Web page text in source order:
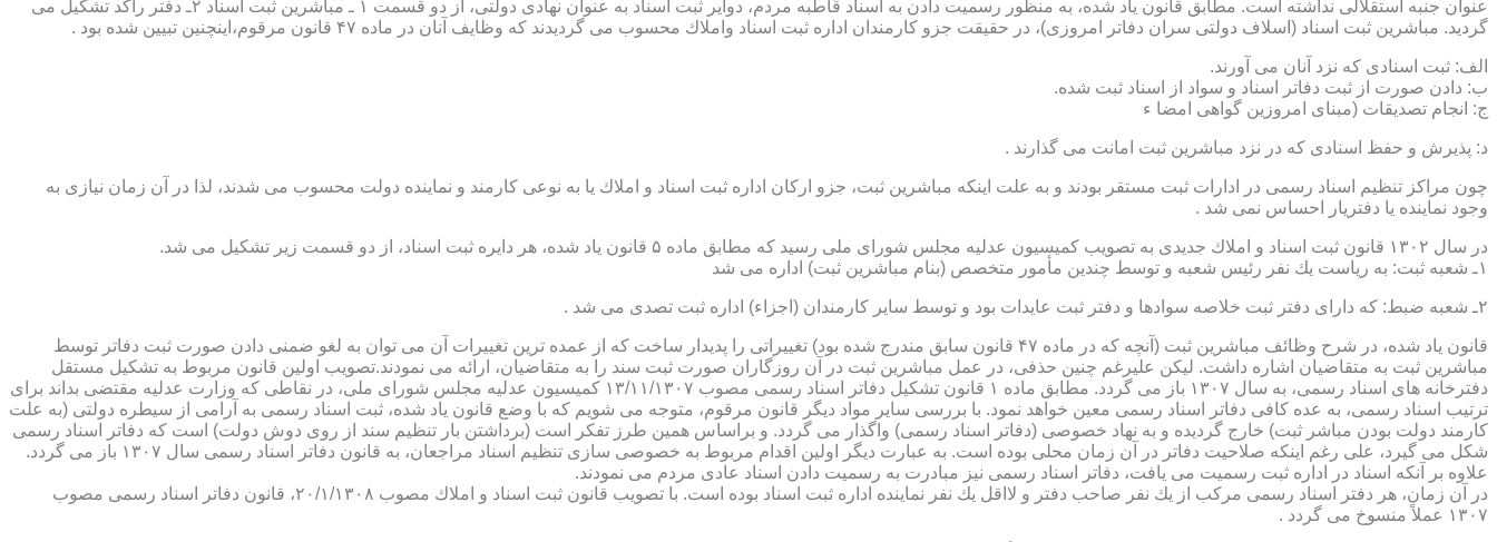
عنوان جنبه استقلالی نداشته است. مطابق قانون یاد شده، به منظور رسمیت دادن به اسناد قاطبه مردم، دوایر ثبت اسناد به عنوان نهادی دولتی، از دو قسمت ۱ ـ مباشرین ثبت اسناد ۲ـ دفتر راكد تشكیل می
گردید. مباشرین ثبت اسناد (اسلاف دولتی سران دفاتر امروزی)، در حقیقت جزو كارمندان اداره ثبت اسناد واملاك محسوب می گردیدند كه وظایف آنان در ماده ۴۷ قانون مرقوم،اینچنین تبیین شده بود .
الف: ثبت اسنادی كه نزد آنان می آورند.
ب: دادن صورت از ثبت دفاتر اسناد و سواد از اسناد ثبت شده.
ج: انجام تصدیقات (مبنای امروزین گواهی امضا ء
د: پذیرش و حفظ اسنادی كه در نزد مباشرین ثبت امانت می گذارند .
چون مراكز تنظیم اسناد رسمی در ادارات ثبت مستقر بودند و به علت اینكه مباشرین ثبت، جزو اركان اداره ثبت اسناد و املاك یا به نوعی كارمند و نماینده دولت محسوب می شدند، لذا در آن زمان نیازی به
وجود نماینده یا دفتریار احساس نمی شد .
در سال ۱۳۰۲ قانون ثبت اسناد و املاك جدیدی به تصویب كمیسیون عدلیه مجلس شورای ملی رسید كه مطابق ماده ۵ قانون یاد شده، هر دایره ثبت اسناد، از دو قسمت زیر تشكیل می شد.
۱ـ شعبه ثبت: به ریاست یك نفر رئیس شعبه و توسط چندین مأمور متخصص (بنام مباشرین ثبت) اداره می شد
۲ـ شعبه ضبط: كه دارای دفتر ثبت خلاصه سوادها و دفتر ثبت عایدات بود و توسط سایر كارمندان (اجزاء) اداره ثبت تصدی می شد .
قانون یاد شده، در شرح وظائف مباشرین ثبت (آنچه كه در ماده ۴۷ قانون سابق مندرج شده بود) تغییراتی را پدیدار ساخت كه از عمده ترین تغییرات آن می توان به لغو ضمنی دادن صورت ثبت دفاتر توسط
مباشرین ثبت به متقاضیان اشاره داشت. لیكن علیرغم چنین حذفی، در عمل مباشرین ثبت در آن روزگاران صورت ثبت سند را به متقاضیان، ارائه می نمودند.تصویب اولین قانون مربوط به تشكیل مستقل
دفترخانه های اسناد رسمی، به سال ۱۳۰۷ باز می گردد. مطابق ماده ۱ قانون تشكیل دفاتر اسناد رسمی مصوب ۱۳/۱۱/۱۳۰۷ كمیسیون عدلیه مجلس شورای ملی، در نقاطی كه وزارت عدلیه مقتضی بداند برای
ترتیب اسناد رسمی، به عده كافی دفاتر اسناد رسمی معین خواهد نمود. با بررسی سایر مواد دیگر قانون مرقوم، متوجه می شویم كه با وضع قانون یاد شده، ثبت اسناد رسمی به آرامی از سیطره دولتی (به علت
كارمند دولت بودن مباشر ثبت) خارج گردیده و به نهاد خصوصی (دفاتر اسناد رسمی) واگذار می گردد. و براساس همین طرز تفكر است (برداشتن بار تنظیم سند از روی دوش دولت) است كه دفاتر اسناد رسمی
شكل می گیرد، علی رغم اینكه صلاحیت دفاتر در آن زمان محلی بوده است. به عبارت دیگر اولین اقدام مربوط به خصوصی سازی تنظیم اسناد مراجعان، به قانون دفاتر اسناد رسمی سال ۱۳۰۷ باز می گردد.
علاوه بر آنكه اسناد در اداره ثبت رسمیت می یافت، دفاتر اسناد رسمی نیز مبادرت به رسمیت دادن اسناد عادی مردم می نمودند.
در آن زمان، هر دفتر اسناد رسمی مركب از یك نفر صاحب دفتر و لااقل یك نفر نماینده اداره ثبت اسناد بوده است. با تصویب قانون ثبت اسناد و املاك مصوب ۲۰/۱/۱۳۰۸، قانون دفاتر اسناد رسمی مصوب
۱۳۰۷ عملاً منسوخ می گردد .